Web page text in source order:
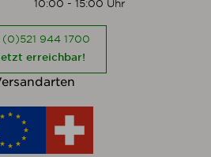
10:00 - 15:00 Uhr
944 1700
erreichbar!